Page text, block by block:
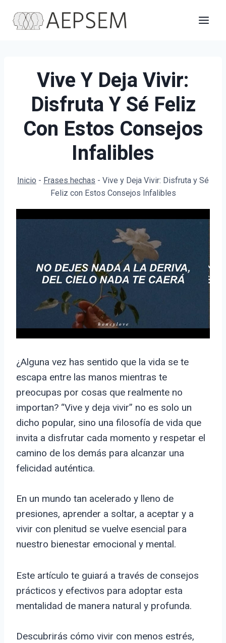
Vive Y Deja Vivir:
Disfruta Y Sé Feliz
Con Estos Consejos
Infalibles
Inicio - Frases hechas - Vive y Deja Vivir: Disfruta y Sé
Feliz con Estos Consejos Infalibles
¿Alguna vez has sentido que la vida se te
escapa entre las manos mientras te
preocupas por cosas que realmente no
importan? “Vive y deja vivir” no es solo un
dicho popular, sino una filosofía de vida que
invita a disfrutar cada momento y respetar el
camino de los demás para alcanzar una
felicidad auténtica.
En un mundo tan acelerado y lleno de
presiones, aprender a soltar, a aceptar y a
vivir con plenitud se vuelve esencial para
nuestro bienestar emocional y mental.
Este artículo te guiará a través de consejos
prácticos y efectivos para adoptar esta
mentalidad de manera natural y profunda.
Descubrirás cómo vivir con menos estrés,